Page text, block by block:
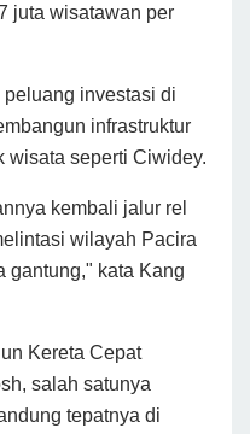
juta wisatawan per
investasi di
infrastruktur
wisata seperti Ciwidey.
kembali jalur rel
wilayah Pacira
gantung," kata Kang
Kereta Cepat
salah satunya
tepatnya di